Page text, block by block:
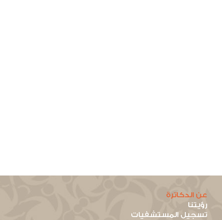
عن الدكاترة
رؤيتنا
تسجيل المستشفيات